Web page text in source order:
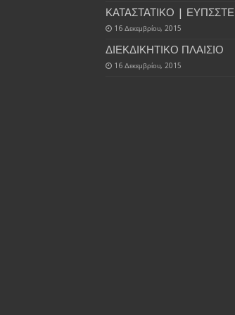
ΚΑΤΑΣΤΑΤΙΚΟ | ΕΥΠΣΣΤΕ
16 Δεκεμβρίου, 2015
ΔΙΕΚΔΙΚΗΤΙΚΟ ΠΛΑΙΣΙΟ
16 Δεκεμβρίου, 2015